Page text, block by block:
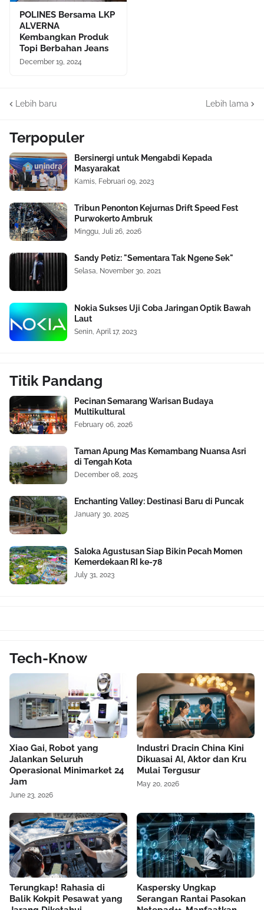
POLINES Bersama LKP
ALVERNA
Kembangkan Produk
Topi Berbahan Jeans
December 19, 2024
Lebih baru Lebih lama
Terpopuler
Bersinergi untuk Mengabdi Kepada
Masyarakat
Kamis, Februari 09, 2023
Tribun Penonton Kejurnas Drift Speed Fest
Purwokerto Ambruk
Minggu, Juli 26, 2026
Sandy Petiz: "Sementara Tak Ngene Sek"
Selasa, November 30, 2021
Nokia Sukses Uji Coba Jaringan Optik Bawah
Laut
Senin, April 17, 2023
Titik Pandang
Pecinan Semarang Warisan Budaya
Multikultural
February 06, 2026
Taman Apung Mas Kemambang Nuansa Asri
di Tengah Kota
December 08, 2025
Enchanting Valley: Destinasi Baru di Puncak
January 30, 2025
Saloka Agustusan Siap Bikin Pecah Momen
Kemerdekaan RI ke-78
July 31, 2023
Tech-Know
Xiao Gai, Robot yang
Jalankan Seluruh
Operasional Minimarket 24
Jam
June 23, 2026
Industri Dracin China Kini
Dikuasai AI, Aktor dan Kru
Mulai Tergusur
May 20, 2026
Terungkap! Rahasia di
Balik Kokpit Pesawat yang
Kaspersky Ungkap
Serangan Rantai Pasokan